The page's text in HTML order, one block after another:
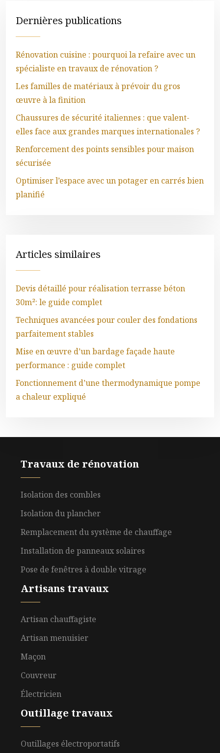
Dernières publications
Rénovation cuisine : pourquoi la refaire avec un
spécialiste en travaux de rénovation ?
Les familles de matériaux à prévoir du gros
œuvre à la finition
Chaussures de sécurité italiennes : que valent-
elles face aux grandes marques internationales ?
Renforcement des points sensibles pour maison
sécurisée
Optimiser l’espace avec un potager en carrés bien
planifié
Articles similaires
Devis détaillé pour réalisation terrasse béton
30m²: le guide complet
Techniques avancées pour couler des fondations
parfaitement stables
Mise en œuvre d’un bardage façade haute
performance : guide complet
Fonctionnement d’une thermodynamique pompe
a chaleur expliqué
Travaux de rénovation
Isolation des combles
Isolation du plancher
Remplacement du système de chauffage
Installation de panneaux solaires
Pose de fenêtres à double vitrage
Artisans travaux
Artisan chauffagiste
Artisan menuisier
Maçon
Couvreur
Électricien
Outillage travaux
Outillages électroportatifs